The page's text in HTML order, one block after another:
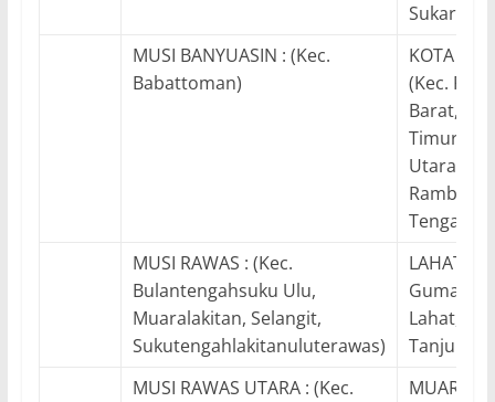
Sukarami)
MUSI BANYUASIN : (Kec.
Babattoman)
KOTA
(Kec.
Barat,
Timur,
Utara,
Tengah)
MUSI RAWAS : (Kec.
Bulantengahsuku Ulu,
Muaralakitan, Selangit,
Sukutengahlakitanuluterawas)
LAHAT :
Lahat,
MUSI RAWAS UTARA : (Kec.
MUARA